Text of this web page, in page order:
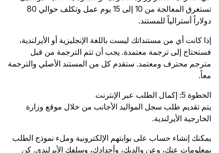
تستغرق المعالجة من 10 إلى 15 يوم عمل وتكلف حوالي 80
دولاراً أسترالياً للمستند.
إذا كانت أي من مستنداتك ليست باللغة الإنجليزية أو الأيرلندية،
فستحتاج إلى ترجمة معتمدة. يجب أن تتم الترجمة من قبل
مترجم محترف ومعتمد. ستقدم كل من المستند الأصلي والترجمة
معاً.
الخطوة 5: إكمال الطلب عبر الإنترنت
يتم تقديم طلب سجل المواليد الأجانب من خلال موقع وزارة
الخارجية الأيرلندية.
يمكنك إنشاء حساب على بوابتهم الإلكترونية وملء نموذج الطلب
بمعلومات عنك، وعن والديك، وأجدادك، وسلفك الأيرلندي. كن